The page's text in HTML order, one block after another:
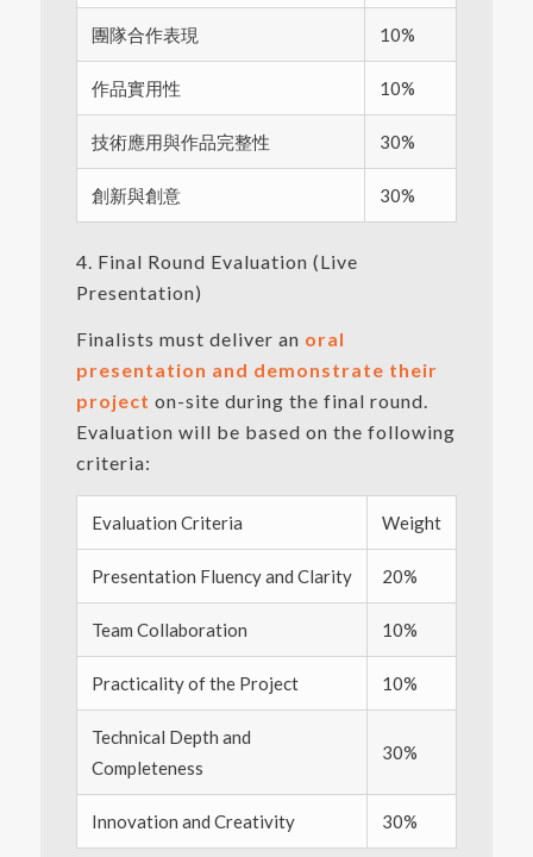
團隊合作表現 10%
作品實用性 10%
技術應用與作品完整性 30%
創新與創意 30%
4. Final Round Evaluation (Live
Presentation)
Finalists must deliver an oral
presentation and demonstrate their
project on-site during the final round.
Evaluation will be based on the following
criteria:
Evaluation Criteria Weight
Presentation Fluency and Clarity 20%
Team Collaboration 10%
Practicality of the Project 10%
Technical Depth and
Completeness
30%
Innovation and Creativity 30%